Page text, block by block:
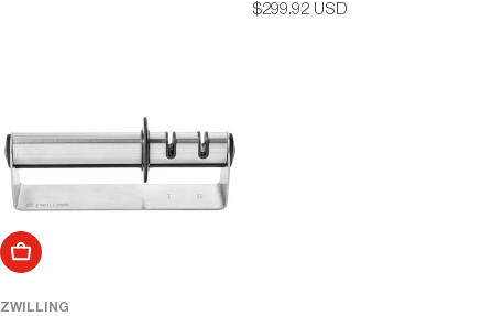
Precio
$299.92 USD
Añadir al carrito
ZWILLING